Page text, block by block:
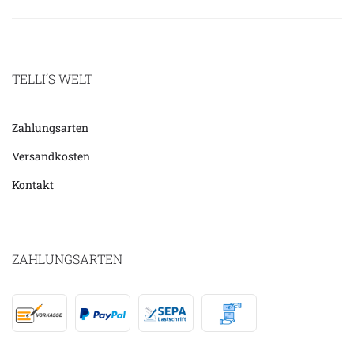
TELLI´S WELT
Zahlungsarten
Versandkosten
Kontakt
ZAHLUNGSARTEN